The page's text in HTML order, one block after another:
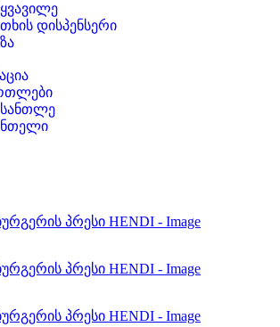
დისპენსერი